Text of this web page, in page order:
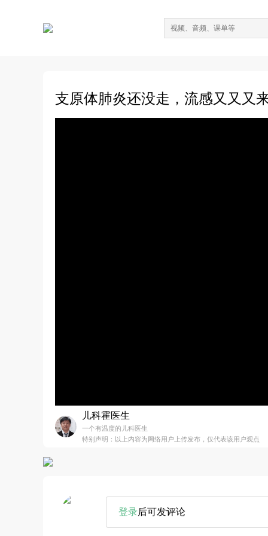
支原体肺炎还没走，流感又又又
儿科霍医生
一个有温度的儿科医生
特别声明：以上内容为网络用户上传发布，仅代表该用户观点
登录后可发评论